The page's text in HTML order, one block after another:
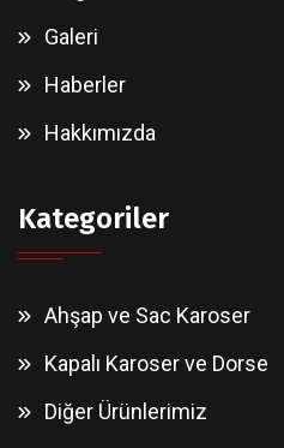
Galeri
Haberler
Hakkımızda
Kategoriler
Ahşap ve Sac Karoser
Kapalı Karoser ve Dorse
Diğer Ürünlerimiz